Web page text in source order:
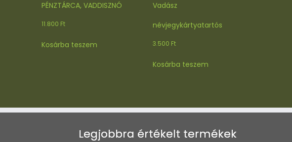
PÉNZTÁRCA, VADDISZNÓ
11.800 Ft
Kosárba teszem
Vadász
névjegykártyatartós
3.500 Ft
Kosárba teszem
Legjobbra értékelt termékek